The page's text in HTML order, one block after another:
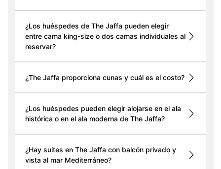
¿Los huéspedes de The Jaffa pueden elegir
entre cama king-size o dos camas individuales al
reservar?
¿The Jaffa proporciona cunas y cuál es el costo?
¿Los huéspedes pueden elegir alojarse en el ala
histórica o en el ala moderna de The Jaffa?
¿Hay suites en The Jaffa con balcón privado y
vista al mar Mediterráneo?